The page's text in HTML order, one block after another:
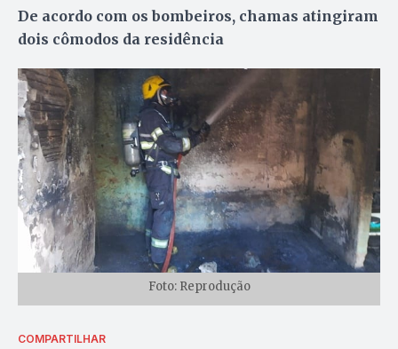
De acordo com os bombeiros, chamas atingiram
dois cômodos da residência
Foto: Reprodução
COMPARTILHAR